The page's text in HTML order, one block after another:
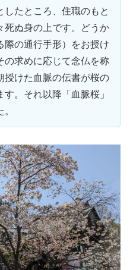
たところ、住職のもと
死ぬ身の上です。どうか
際の通行手形）をお授け
の求めに応じて念仏を称
授けた血脈の伝書が桜の
。それ以降「血脈桜」